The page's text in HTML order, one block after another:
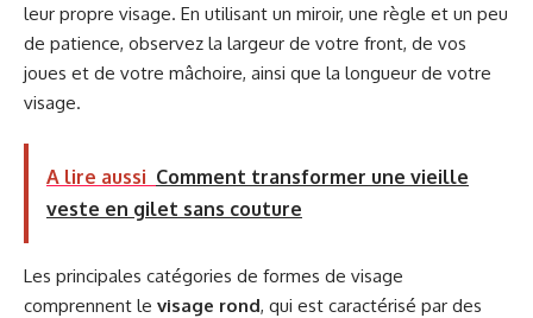
leur propre visage. En utilisant un miroir, une règle et un peu
de patience, observez la largeur de votre front, de vos
joues et de votre mâchoire, ainsi que la longueur de votre
visage.
A lire aussi Comment transformer une vieille
veste en gilet sans couture
Les principales catégories de formes de visage
comprennent le visage rond, qui est caractérisé par des